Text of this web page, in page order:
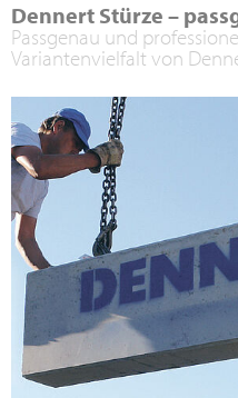
Dennert Stürze –
Passgenau und
Variantenvielfalt von